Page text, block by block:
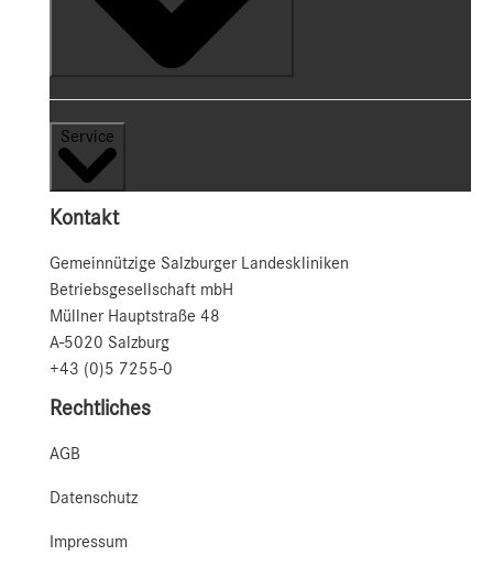
Service
Kontakt
Gemeinnützige Salzburger Landeskliniken
Betriebsgesellschaft mbH
Müllner Hauptstraße 48
A-5020 Salzburg
+43 (0)5 7255-0
Rechtliches
AGB
Datenschutz
Impressum